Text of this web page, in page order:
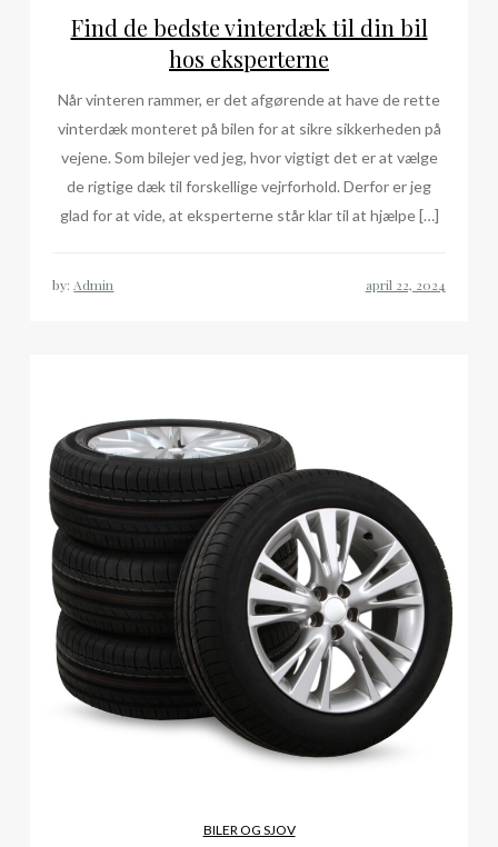
Find de bedste vinterdæk til din bil
hos eksperterne
Når vinteren rammer, er det afgørende at have de rette
vinterdæk monteret på bilen for at sikre sikkerheden på
vejene. Som bilejer ved jeg, hvor vigtigt det er at vælge
de rigtige dæk til forskellige vejrforhold. Derfor er jeg
glad for at vide, at eksperterne står klar til at hjælpe […]
by:Admin
BILER OG SJOV